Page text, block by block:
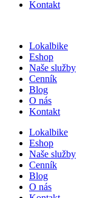
Kontakt
Lokalbike
Eshop
Naše služby
Cenník
Blog
O nás
Kontakt
Lokalbike
Eshop
Naše služby
Cenník
Blog
O nás